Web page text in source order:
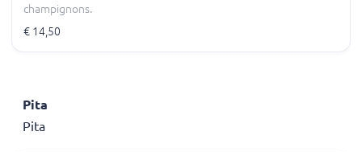
champignons.
€ 14,50
Pita
Pita